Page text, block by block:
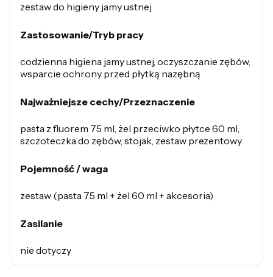
zestaw do higieny jamy ustnej
Zastosowanie/Tryb pracy
codzienna higiena jamy ustnej, oczyszczanie zębów,
wsparcie ochrony przed płytką nazębną
Najważniejsze cechy/Przeznaczenie
pasta z fluorem 75 ml, żel przeciwko płytce 60 ml,
szczoteczka do zębów, stojak, zestaw prezentowy
Pojemność / waga
zestaw (pasta 75 ml + żel 60 ml + akcesoria)
Zasilanie
nie dotyczy